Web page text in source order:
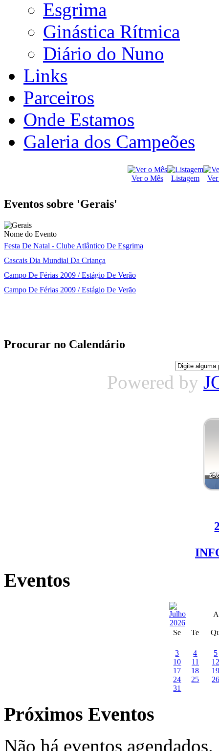
Esgrima
Ginástica Rítmica
Diário do Nuno
Links
Parceiros
Onde Estamos
Galeria dos Campeões
Ver o Mês Listagem
Eventos sobre 'Gerais'
Nome do Evento
Festa De Natal - Clube Atlântico De Esgrima
Cascais Dia Mundial Da Criança
Campo De Férias 2009 / Estágio De Verão
Campo De Férias 2009 / Estágio De Verão
Procurar no Calendário
Powered by
Eventos
Se Te
3 4
5
10
11
17
18
24
25
31
Próximos Eventos
Não há eventos agendados.